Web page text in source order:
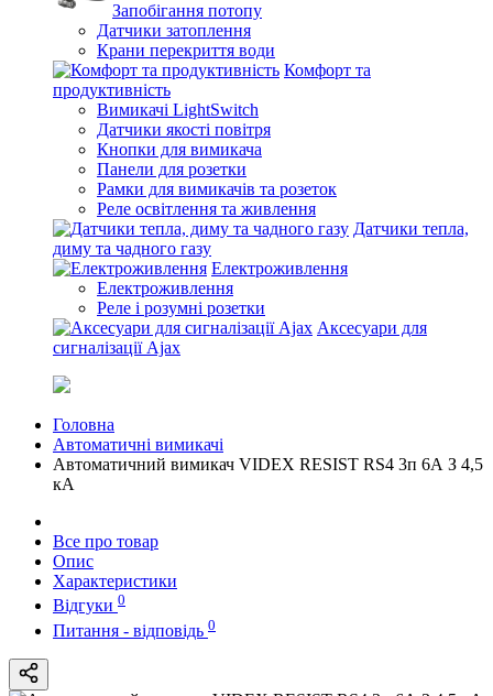
Запобігання потопу
Датчики затоплення
Крани перекриття води
Комфорт та
продуктивність
Вимикачі LightSwitch
Датчики якості повітря
Кнопки для вимикача
Панели для розетки
Рамки для вимикачів та розеток
Реле освітлення та живлення
Датчики тепла,
диму та чадного газу
Електроживлення
Електроживлення
Реле і розумні розетки
Аксесуари для
сигналізації Ajax
Головна
Автоматичні вимикачі
Автоматичний вимикач VIDEX RESIST RS4 3п 6А З 4,5
кА
Все про товар
Опис
Характеристики
Відгуки 0
Питання - відповідь 0